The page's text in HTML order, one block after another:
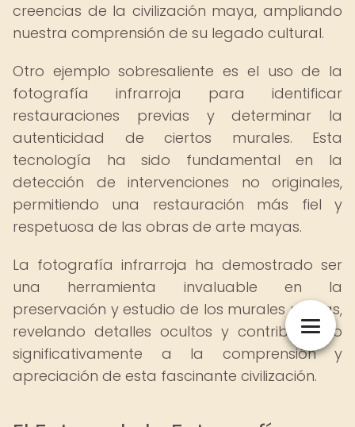
creencias de la civilización maya, ampliando
nuestra comprensión de su legado cultural.
Otro ejemplo sobresaliente es el uso de la
fotografía infrarroja para identificar
restauraciones previas y determinar la
autenticidad de ciertos murales. Esta
tecnología ha sido fundamental en la
detección de intervenciones no originales,
permitiendo una restauración más fiel y
respetuosa de las obras de arte mayas.
La fotografía infrarroja ha demostrado ser
una herramienta invaluable en la
preservación y estudio de los murales mayas,
revelando detalles ocultos y contribuyendo
significativamente a la comprensión y
apreciación de esta fascinante civilización.